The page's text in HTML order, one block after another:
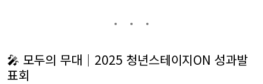
🎤 모두의 무대｜2025 청년스테이지ON 성과발
표회